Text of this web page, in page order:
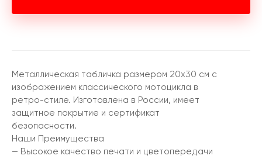
Металлическая табличка размером 20х30 см с
изображением классического мотоцикла в
ретро-стиле. Изготовлена в России, имеет
защитное покрытие и сертификат
безопасности.
Наши Преимущества
— Высокое качество печати и цветопередачи